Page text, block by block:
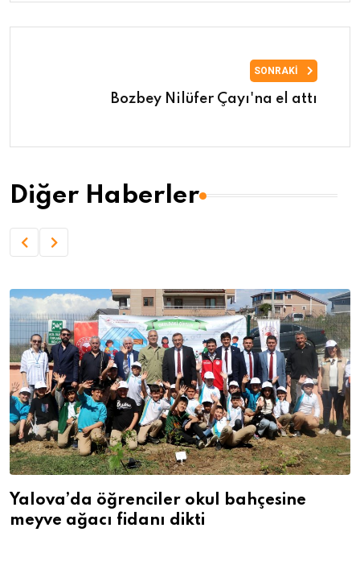
SONRAKI
Bozbey Nilüfer Çayı'na el attı
Diğer Haberler
Yalova’da öğrenciler okul bahçesine
meyve ağacı fidanı dikti